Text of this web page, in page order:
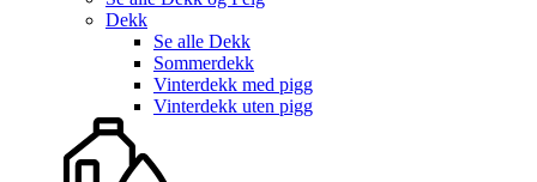
Dekk
Se alle Dekk
Sommerdekk
Vinterdekk med pigg
Vinterdekk uten pigg